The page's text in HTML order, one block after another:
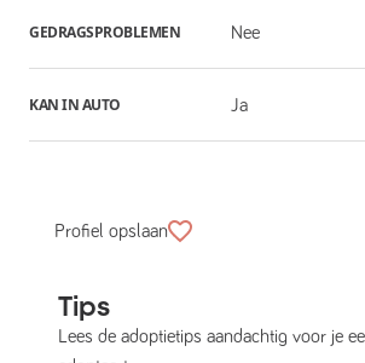
GEDRAGSPROBLEMEN Nee
KAN IN AUTO Ja
Profiel opslaan
Tips
Lees de adoptietips aandachtig voor je